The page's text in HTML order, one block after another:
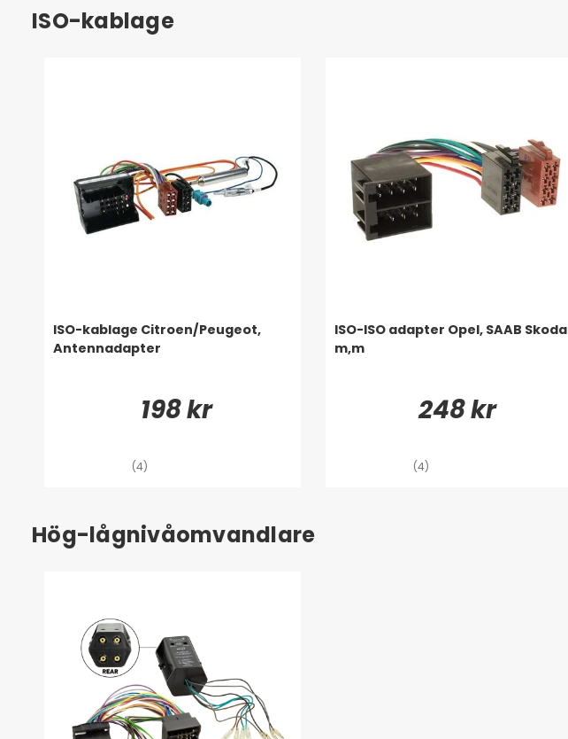
ISO-kablage
ISO-kablage Citroen/Peugeot,
Antennadapter
198 kr
(4)
ISO-ISO adapter Opel, SAAB Skoda
m,m
248 kr
(4)
Hög-lågnivåomvandlare